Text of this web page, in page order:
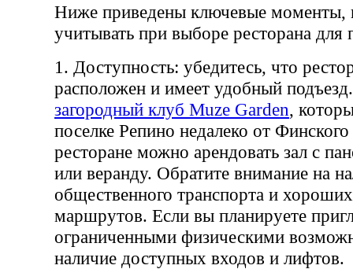
Ниже приведены ключевые моменты,
учитывать при выборе ресторана для
1. Доступность: убедитесь, что
расположен и имеет удобный
загородный клуб Muze Garden,
поселке Репино недалеко от
ресторане можно арендовать зал с
или веранду. Обратите внимание на
общественного транспорта и
маршрутов. Если вы планируете
ограниченными физическими
наличие доступных входов и лифтов.